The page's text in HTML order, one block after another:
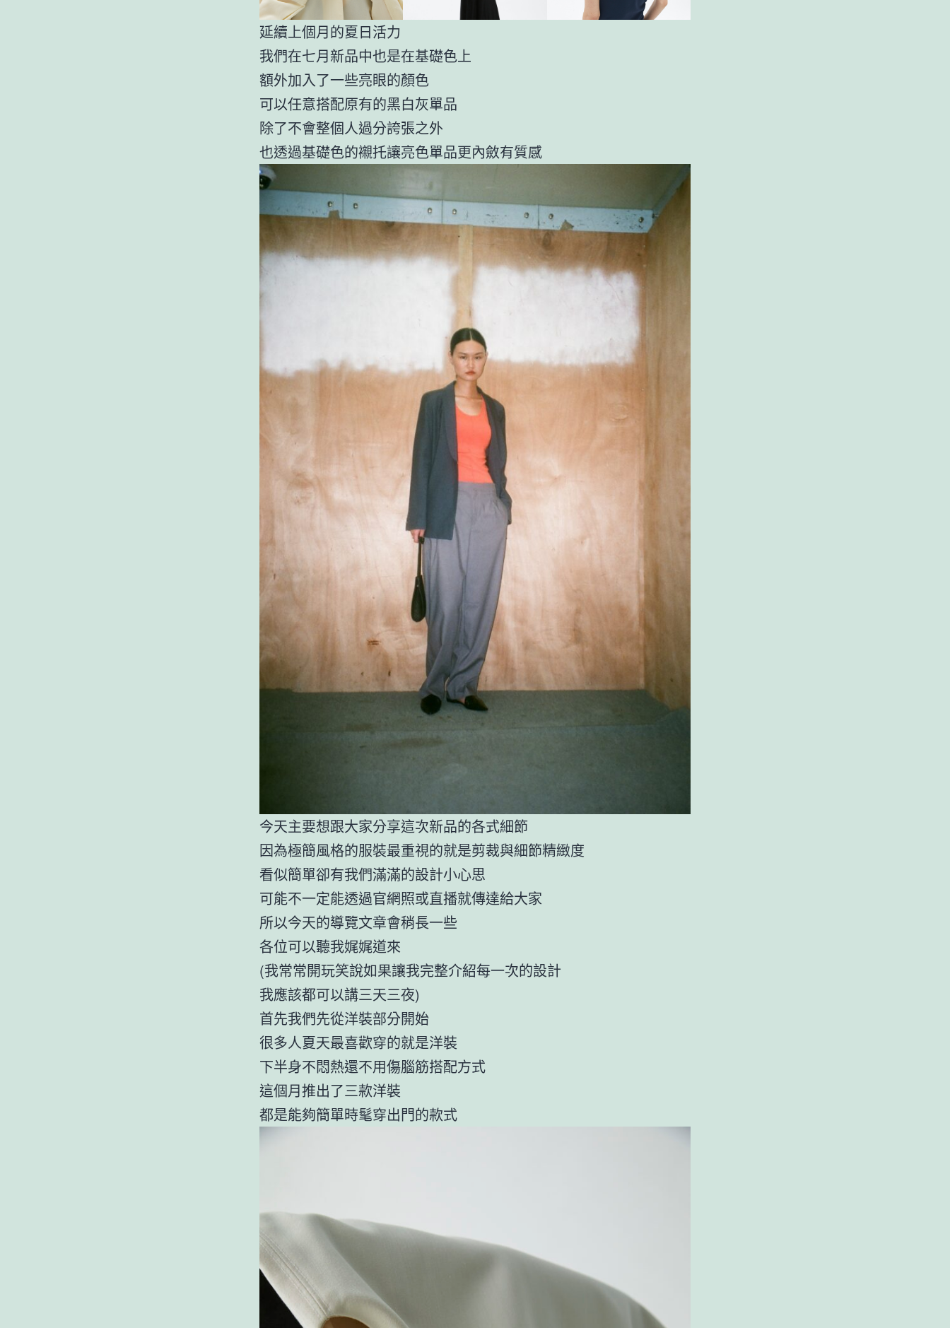
延續上個月的夏日活力
我們在七月新品中也是在基礎色上
額外加入了一些亮眼的顏色
可以任意搭配原有的黑白灰單品
除了不會整個人過分誇張之外
也透過基礎色的襯托讓亮色單品更內斂有質感
今天主要想跟大家分享這次新品的各式細節
因為極簡風格的服裝最重視的就是剪裁與細節精緻度
看似簡單卻有我們滿滿的設計小心思
可能不一定能透過官網照或直播就傳達給大家
所以今天的導覽文章會稍長一些
各位可以聽我娓娓道來
(我常常開玩笑說如果讓我完整介紹每一次的設計
我應該都可以講三天三夜)
首先我們先從洋裝部分開始
很多人夏天最喜歡穿的就是洋裝
下半身不悶熱還不用傷腦筋搭配方式
這個月推出了三款洋裝
都是能夠簡單時髦穿出門的款式